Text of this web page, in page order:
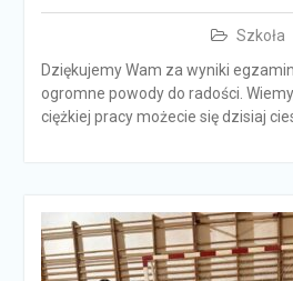
Szkoła
Dziękujemy Wam za wyniki
ogromne powody do radości.
ciężkiej pracy możecie się dzisiaj